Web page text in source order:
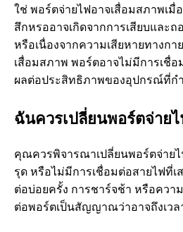
ใช่ พอร์ตจ่ายไฟอาจเสื่อมสภาพเมื่
สึกหรออาจเกิดจากการเสียบและถ
หรือเนื่องจากความเสียหายทางก
เสื่อมสภาพ พอร์ตอาจไม่มีการเชื่อ
ผลต่อประสิทธิภาพของอุปกรณ์ที่กํ
ฉันควรเปลี่ยนพอร์ตจ่าย
คุณควรพิจารณาเปลี่ยนพอร์ตจ่าย
รุด หรือไม่มีการเชื่อมต่อสายไฟที่เ
ต่อบ่อยครั้ง การชาร์จช้า หรือควา
ต่อพอร์ตเป็นสัญญาณว่าอาจถึงเวล